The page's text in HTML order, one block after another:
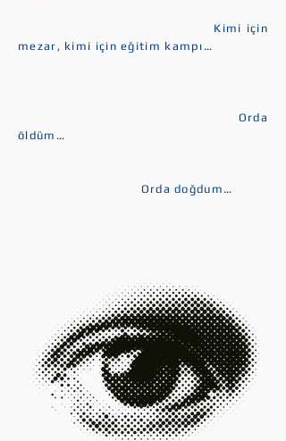
Kimi için
mezar, kimi için eğitim kampı…
Orda
öldüm…
Orda doğdum…